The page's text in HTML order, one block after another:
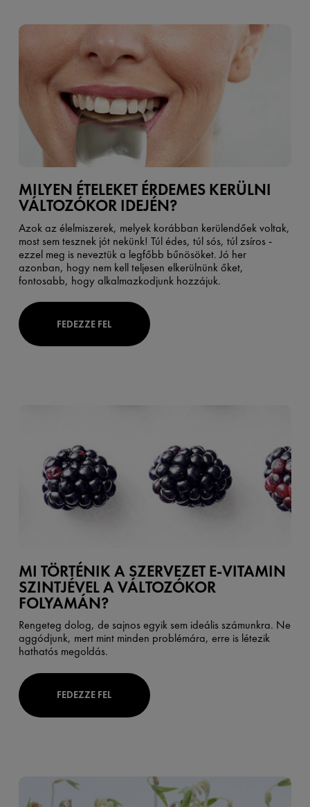
MILYEN ÉTELEKET ÉRDEMES KERÜLNI
VÁLTOZÓKOR IDEJÉN?
Azok az élelmiszerek, melyek korábban kerülendőek voltak,
most sem tesznek jót nekünk! Túl édes, túl sós, túl zsíros -
ezzel meg is neveztük a legfőbb bűnösöket. Jó her
azonban, hogy nem kell teljesen elkerülnünk őket,
fontosabb, hogy alkalmazkodjunk hozzájuk.
FEDEZZE FEL
MI TÖRTÉNIK A SZERVEZET E-VITAMIN
SZINTJÉVEL A VÁLTOZÓKOR
FOLYAMÁN?
Rengeteg dolog, de sajnos egyik sem ideális számunkra. Ne
aggódjunk, mert mint minden problémára, erre is létezik
hathatós megoldás.
FEDEZZE FEL